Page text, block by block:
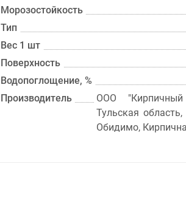
Морозостойкость
Тип
Вес 1 шт
Поверхность
Водопоглощение, %
Производитель
ООО
Тульская
Обидимо,